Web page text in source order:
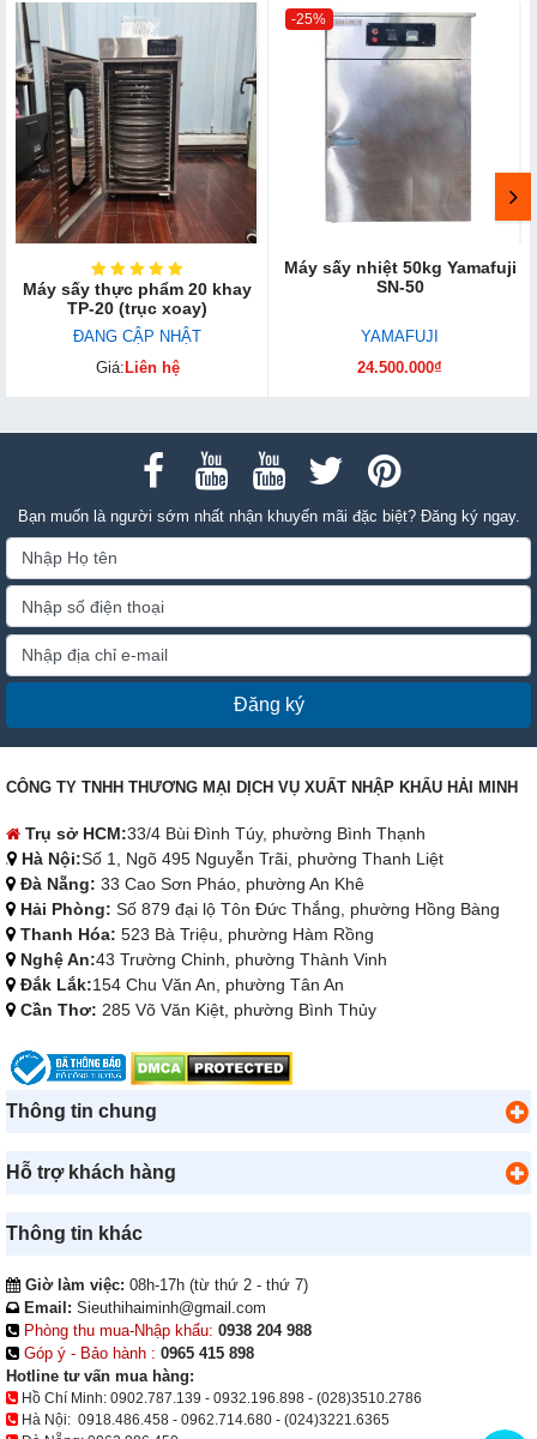
Máy sấy thực phẩm 20 khay
TP-20 (trục xoay)
ĐANG CẬP NHẬT
Giá: Liên hệ
-25%
Máy sấy nhiệt 50kg Yamafuji
SN-50
YAMAFUJI
24.500.000₫
Bạn muốn là người sớm nhất nhận khuyến mãi đặc biệt? Đăng ký ngay.
Đăng ký
CÔNG TY TNHH THƯƠNG MẠI DỊCH VỤ XUẤT NHẬP KHẨU HẢI MINH
Trụ sở HCM:33/4 Bùi Đình Túy, phường Bình Thạnh
Hà Nội:Số 1, Ngõ 495 Nguyễn Trãi, phường Thanh Liệt
Đà Nẵng: 33 Cao Sơn Pháo, phường An Khê
Hải Phòng: Số 879 đại lộ Tôn Đức Thắng, phường Hồng Bàng
Thanh Hóa: 523 Bà Triệu, phường Hàm Rồng
Nghệ An:43 Trường Chinh, phường Thành Vinh
Đắk Lắk:154 Chu Văn An, phường Tân An
Cần Thơ: 285 Võ Văn Kiệt, phường Bình Thủy
Thông tin chung
Hỗ trợ khách hàng
Thông tin khác
Giờ làm việc: 08h-17h (từ thứ 2 - thứ 7)
Email: Sieuthihaiminh@gmail.com
Phòng thu mua-Nhập khẩu: 0938 204 988
Góp ý - Bảo hành : 0965 415 898
Hotline tư vấn mua hàng:
Hồ Chí Minh: 0902.787.139 - 0932.196.898 - (028)3510.2786
Hà Nội: 0918.486.458 - 0962.714.680 - (024)3221.6365